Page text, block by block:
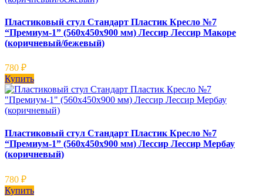
Пластиковый стул Стандарт Пластик Кресло №7
“Премиум-1” (560х450х900 мм) Лессир Лессир Макоре
(коричневый/бежевый)
780 ₽
Купить
Пластиковый стул Стандарт Пластик Кресло №7
“Премиум-1” (560х450х900 мм) Лессир Лессир Мербау
(коричневый)
780 ₽
Купить